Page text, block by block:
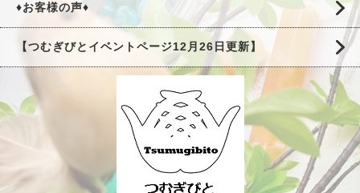
♦お客様の声♦
【つむぎびとイベントページ12月26日更新】